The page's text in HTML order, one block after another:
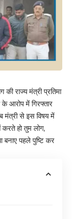
राज्य मंत्री प्रतिमा
के आरोप में गिरफ्तार
मंत्री से इस विषय में
करते हो तुम लोग,
बनाए पहले पुष्टि कर